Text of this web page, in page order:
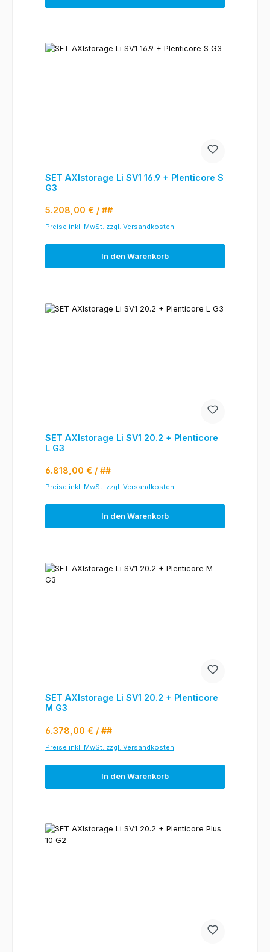
SET AXIstorage Li SV1 16.9 + Plenticore S
G3
Regulärer Preis:
5.208,00 € / ##
Preise inkl. MwSt. zzgl. Versandkosten
In den Warenkorb
SET AXIstorage Li SV1 20.2 + Plenticore
L G3
Regulärer Preis:
6.818,00 € / ##
Preise inkl. MwSt. zzgl. Versandkosten
In den Warenkorb
SET AXIstorage Li SV1 20.2 + Plenticore
M G3
Regulärer Preis:
6.378,00 € / ##
Preise inkl. MwSt. zzgl. Versandkosten
In den Warenkorb